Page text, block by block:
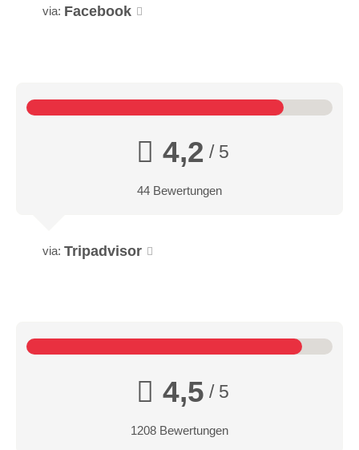
via: Facebook
4,2 / 5
44 Bewertungen
via: Tripadvisor
4,5 / 5
1208 Bewertungen